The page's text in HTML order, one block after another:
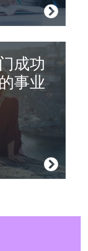
商务法语
门成功
的事业
加我们专业的课
改善您的事业。
商务英语
私人课程